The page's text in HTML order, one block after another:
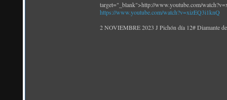
target="_blank">http://www.youtube.com/
https://www.youtube.com/watch?v=xizEQ3i1knQ
2 NOVIEMBRE 2023 J Pichón día 12# Diamante